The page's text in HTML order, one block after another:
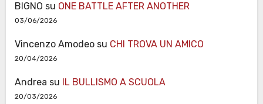
BIGNO su ONE BATTLE AFTER ANOTHER
03/06/2026
Vincenzo Amodeosu CHI TROVA UN AMICO
20/04/2026
Andrea su IL BULLISMO A SCUOLA
20/03/2026